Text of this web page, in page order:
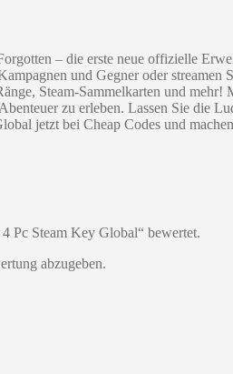
– die erste neue offizielle
und Gegner oder
Steam-Sammelkarten und
zu erleben. Lassen Sie die
jetzt bei Cheap Codes und
Pc Steam Key Global“ bewertet.
abzugeben.